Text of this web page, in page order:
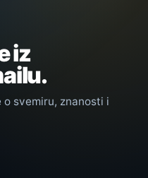
iz
svemiru, znanosti i